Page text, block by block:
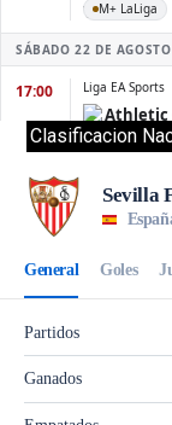
Clasificacion